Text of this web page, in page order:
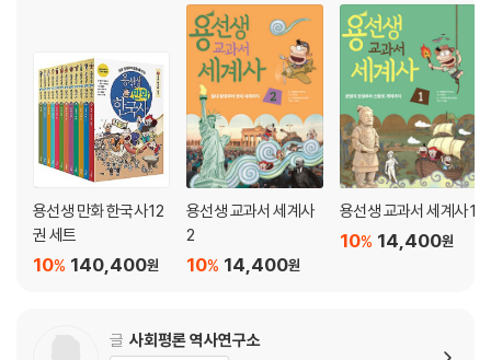
1단원 유럽과 아메리카에 새로운 나라가 들어서다
1. 절대 군주들이 지배한 유럽
2. 시민 혁명으로 새로운 나라가 나타나다
3. 유럽과 아메리카에 들어선 민족 국가
4. 산업 혁명으로 사회가 변화하다
2단원 전 세계가 전쟁의 소용돌이에 휩싸이다
1. 제국주의 국가들이 세계를 나눠 갖다
2. 중화민국이 탄생하다
3. 일본이 아시아 최강국이 되다
3단원 제2차 세계 대전과 오늘날의 세계
용선생 만화 한국사 12
권 세트
140,400원
10%
용선생 교과서 세계사
2
14,400원
10%
용선생 교과서 세계사 1
14,400원
10%
글 사회평론 역사연구소